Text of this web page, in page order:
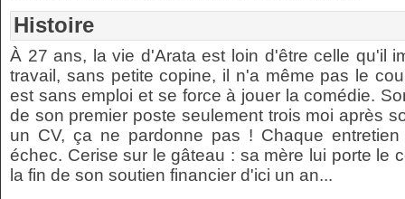
Histoire
À 27 ans, la vie d'Arata est loin d'être celle qu'il
travail, sans petite copine, il n'a même pas le
est sans emploi et se force à jouer la comédie.
de son premier poste seulement trois moi après
un CV, ça ne pardonne pas ! Chaque
échec. Cerise sur le gâteau : sa mère lui porte le
la fin de son soutien financier d'ici un an...